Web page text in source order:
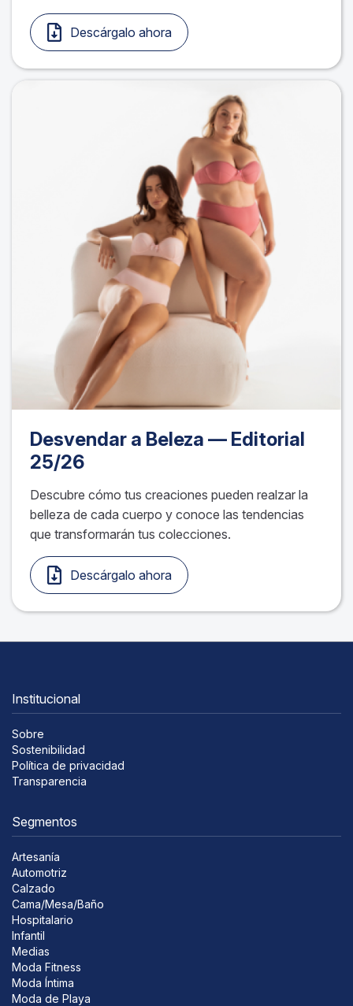
Descárgalo ahora
Desvendar a Beleza — Editorial
25/26
Descubre cómo tus creaciones pueden realzar la
belleza de cada cuerpo y conoce las tendencias
que transformarán tus colecciones.
Descárgalo ahora
Institucional
Sobre
Sostenibilidad
Política de privacidad
Transparencia
Segmentos
Artesanía
Automotriz
Calzado
Cama/Mesa/Baño
Hospitalario
Infantil
Medias
Moda Fitness
Moda Íntima
Moda de Playa